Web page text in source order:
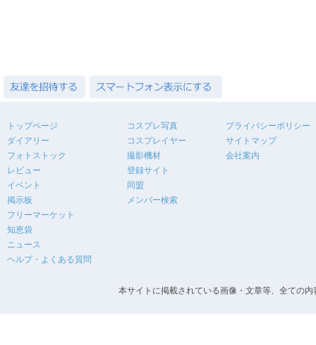
トップページ
ダイアリー
フォトストック
レビュー
イベント
掲示板
フリーマーケット
知恵袋
ニュース
ヘルプ・よくある質問
コスプレ写真
コスプレイヤー
撮影機材
登録サイト
同盟
メンバー検索
プライバシーポリシー
サイトマップ
会社案内
本サイトに掲載されている画像・文章等、全ての